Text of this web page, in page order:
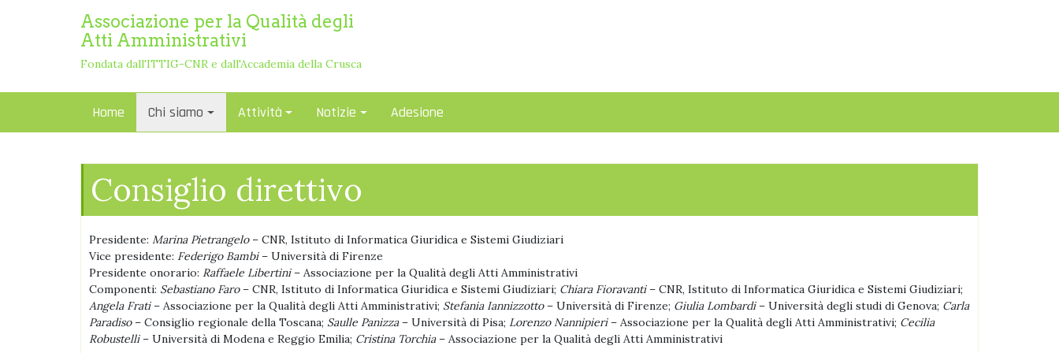
Associazione per la Qualità degli
Atti Amministrativi
Fondata dall'ITTIG-CNR e dall'Accademia della Crusca
Home Chi siamo Attività Notizie Adesione
Consiglio direttivo
Presidente: Marina Pietrangelo– CNR, Istituto di Informatica Giuridica e Sistemi Giudiziari
Vice presidente: Federigo Bambi– Università di Firenze
Presidente onorario: Raffaele Libertini– Associazione per la Qualità degli Atti Amministrativi
Componenti: Sebastiano Faro– CNR, Istituto di Informatica Giuridica e Sistemi Giudiziari; Chiara Fioravanti– CNR, Istituto di Informatica Giuridica e Sistemi Giudiziari;
Angela Frati– Associazione per la Qualità degli Atti Amministrativi; Stefania Iannizzotto– Università di Firenze; Giulia Lombardi– Università degli studi di Genova; Carla
Paradiso– Consiglio regionale della Toscana; Saulle Panizza– Università di Pisa; Lorenzo Nannipieri– Associazione per la Qualità degli Atti Amministrativi; Cecilia
Robustelli– Università di Modena e Reggio Emilia; Cristina Torchia– Associazione per la Qualità degli Atti Amministrativi